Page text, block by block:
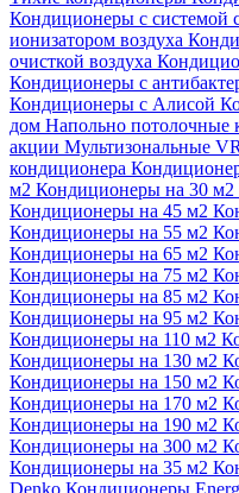
Кондиционеры с системой
ионизатором воздуха
очисткой воздуха
Кондиционеры с
Кондиционеры с Алисой
дом Напольно потолочные
акции Мультизональные
кондиционера
м2 Кондиционеры на 30 м2
Кондиционеры на 45 м2
Кондиционеры на 55 м2
Кондиционеры на 65 м2
Кондиционеры на 75 м2
Кондиционеры на 85 м2
Кондиционеры на 95 м2
Кондиционеры на 110 м2
Кондиционеры на 130 м2
Кондиционеры на 150 м2
Кондиционеры на 170 м2
Кондиционеры на 190 м2
Кондиционеры на 300 м2
Кондиционеры на 35 м2
Denko Кондиционеры